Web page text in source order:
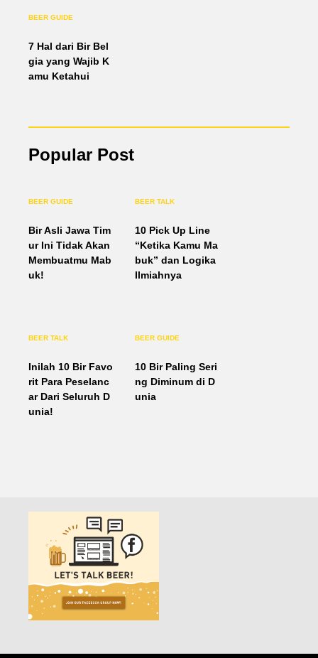
BEER GUIDE
7 Hal dari Bir Bel
gia yang Wajib K
amu Ketahui
Popular Post
BEER GUIDE
Bir Asli Jawa Tim
ur Ini Tidak Akan
Membuatmu Mab
uk!
BEER TALK
10 Pick Up Line
“Ketika Kamu Ma
buk” dan Logika
Ilmiahnya
BEER TALK
Inilah 10 Bir Favo
rit Para Peselanc
ar Dari Seluruh D
unia!
BEER GUIDE
10 Bir Paling Seri
ng Diminum di D
unia